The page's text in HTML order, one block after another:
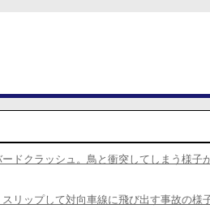
ドクラッシュ。鳥と衝突してしまう様子
リップして対向車線に飛び出す事故の様子